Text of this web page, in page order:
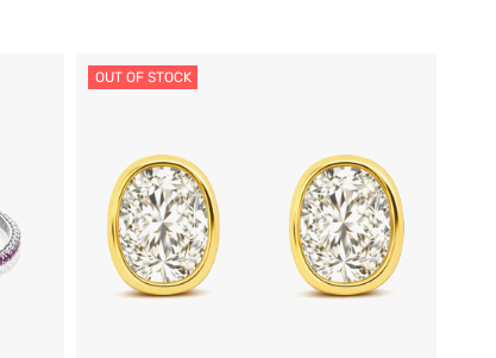
OUT OF STOCK